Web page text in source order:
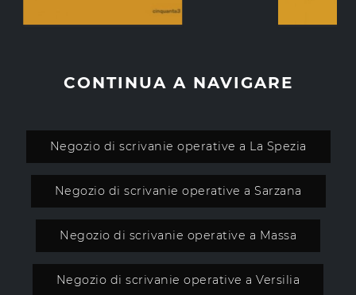
CONTINUA A NAVIGARE
Negozio di scrivanie operative a La Spezia
Negozio di scrivanie operative a Sarzana
Negozio di scrivanie operative a Massa
Negozio di scrivanie operative a Versilia